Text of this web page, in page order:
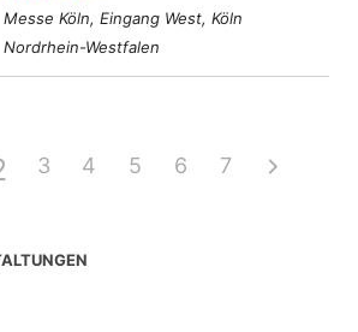
Messe Köln, Eingang West, Köln
Nordrhein-Westfalen
3 4 5 6 7